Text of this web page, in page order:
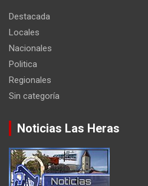
Destacada
Locales
Nacionales
Politica
Regionales
Sin categoría
Noticias Las Heras